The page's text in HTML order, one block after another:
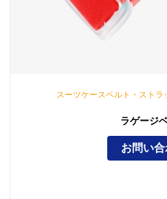
スーツケースベルト・ストラ
ラゲージ
お問い